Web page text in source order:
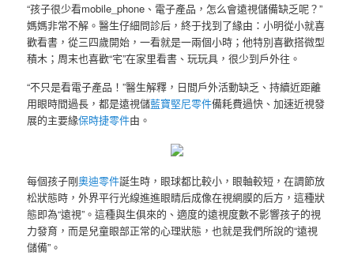
“孩子很少看mobile_phone、電子產品，怎么會遠視儲備缺乏呢？”
媽媽非常不解。醫生仔細問診后，終于找到了緣由：小明從小就喜
歡看書，從三四歲開始，一看就是一兩個小時；他特別喜歡搭微型
積木；周末也喜歡“宅”在家里看書、玩玩具，很少到戶外往。
“不只是看電子產品！”醫生解釋，日間戶外活動缺乏、持續近距離
用眼時間過長，都是遠視儲藍寶堅尼零件備耗費過快、加速近視發
展的主要緣保時捷零件由。
每個孩子剛奧迪零件誕生時，眼球都比較小，眼軸較短，在調節放
松狀態時，外界平行光線進進眼睛后成像在視網膜的后方，這種狀
態即為“遠視”。這種與生俱來的、適度的遠視度數不影響孩子的視
力發育，而是兒童眼部正常的心理狀態，也就是我們所說的“遠視
儲備”。